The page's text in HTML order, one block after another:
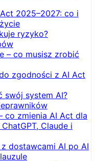
2025–2027: co i
ryzyko?
– co musisz zrobić
zgodności z AI Act
swój system AI?
co zmienia AI Act dla
Claude i
dostawcami AI po AI